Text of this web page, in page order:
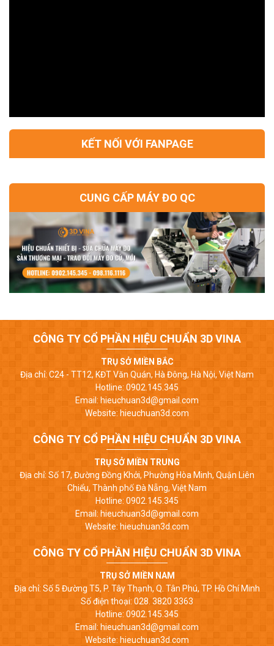
KẾT NỐI VỚI FANPAGE
CUNG CẤP MÁY ĐO QC
CÔNG TY CỔ PHẦN HIỆU CHUẨN 3D VINA
TRỤ SỞ MIỀN BẮC
Địa chỉ: C24 - TT12, KĐT Văn Quán, Hà Đông, Hà Nội, Việt Nam
Hotline: 0902.145.345
Email: hieuchuan3d@gmail.com
Website: hieuchuan3d.com
CÔNG TY CỔ PHẦN HIỆU CHUẨN 3D VINA
TRỤ SỞ MIỀN TRUNG
Địa chỉ: Số 17, Đường Đồng Khởi, Phường Hòa Minh, Quận Liên
Chiểu, Thành phố Đà Nẵng, Việt Nam
Hotline: 0902.145.345
Email: hieuchuan3d@gmail.com
Website: hieuchuan3d.com
CÔNG TY CỔ PHẦN HIỆU CHUẨN 3D VINA
TRỤ SỞ MIỀN NAM
Địa chỉ: Số 5 Đường T5, P. Tây Thạnh, Q. Tân Phú, TP. Hồ Chí Minh
Số điện thoại: 028. 3820 3363
Hotline: 0902.145.345
Email: hieuchuan3d@gmail.com
Website: hieuchuan3d.com